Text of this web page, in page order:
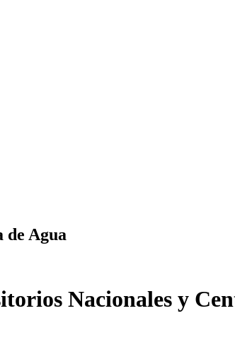
de Agua
Nacionales y